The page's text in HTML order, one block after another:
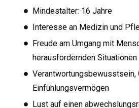
Mindestalter: 16 Jahre
Interesse an Medizin und
Freude am Umgang mit
herausfordernden Situationen
Verantwortungsbewusstsein,
Einfühlungsvermögen
Lust auf einen